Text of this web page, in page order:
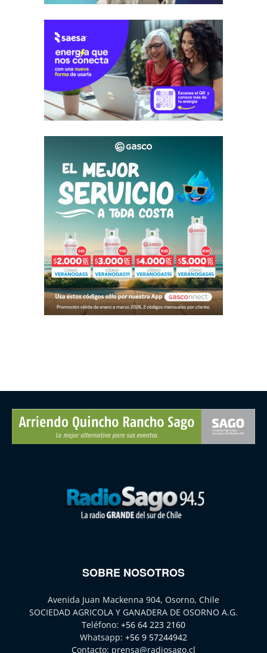
SOBRE NOSOTROS
Avenida Juan Mackenna 904, Osorno, Chile
SOCIEDAD AGRICOLA Y GANADERA DE OSORNO A.G.
Teléfono: +56 64 223 2160
Whatsapp: +56 9 57244942
Contacto: prensa@radiosago.cl